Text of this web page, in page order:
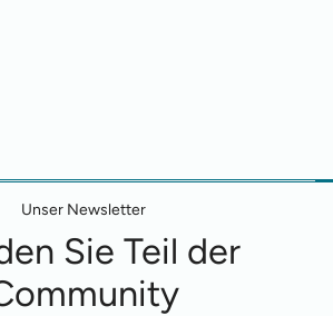
Unser Newsletter
Sie Teil der